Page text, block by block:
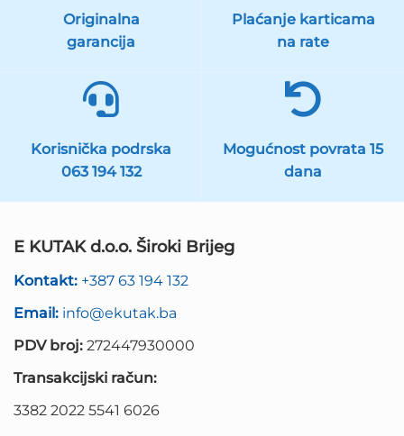
Originalna
garancija
Plaćanje karticama
na rate
Korisnička podrska
063 194 132
Mogućnost povrata 15
dana
E KUTAK d.o.o. Široki Brijeg
Kontakt: +387 63 194 132
Email: info@ekutak.ba
PDV broj: 272447930000
Transakcijski račun:
3382 2022 5541 6026